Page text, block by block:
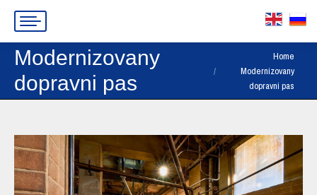
Modernizovany
dopravni pas
You are here:Home
Modernizovany
dopravni pas